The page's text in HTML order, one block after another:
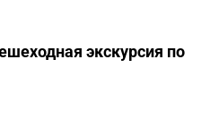
экскурсия по